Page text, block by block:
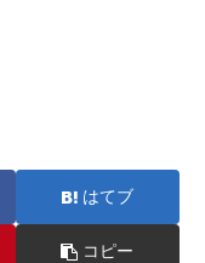
はてブ
コピー